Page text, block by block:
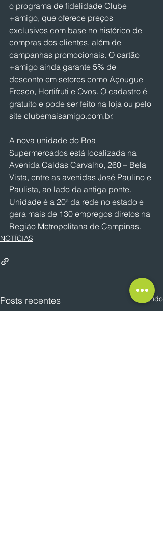
o programa de fidelidade Clube
+amigo, que oferece preços
exclusivos com base no histórico de
compras dos clientes, além de
campanhas promocionais. O cartão
+amigo ainda garante 5% de
desconto em setores como Açougue
Fresco, Hortifruti e Ovos. O cadastro é
gratuito e pode ser feito na loja ou pelo
site clubemaisamigo.com.br.
A nova unidade do Boa
Supermercados está localizada na
Avenida Caldas Carvalho, 260 – Bela
Vista, entre as avenidas José Paulino e
Paulista, ao lado da antiga ponte.
Unidade é a 20ª da rede no estado e
gera mais de 130 empregos diretos na
Região Metropolitana de Campinas.
NOTÍCIAS
Posts recentes Ver tudo